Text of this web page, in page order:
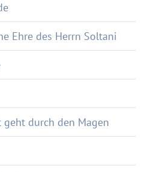
Ehre des Herrn Soltani
geht durch den Magen